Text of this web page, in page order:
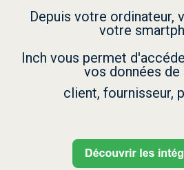
Accédez
Depuis votre ordinateur,
votre
Inch vous permet
vos données de
client, fournisseur,